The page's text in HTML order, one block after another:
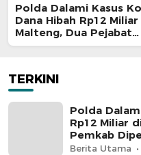
Polda Dalami Kasus
Dana Hibah Rp12
Malteng, Dua Pejabat
Pemkab Diperiksa
TERKINI
Polda
Rp12 Miliar
Pemkab
Berita Utama